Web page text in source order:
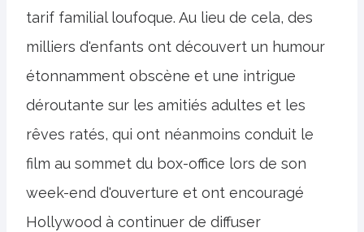
tarif familial loufoque. Au lieu de cela, des
milliers d'enfants ont découvert un humour
étonnamment obscène et une intrigue
déroutante sur les amitiés adultes et les
rêves ratés, qui ont néanmoins conduit le
film au sommet du box-office lors de son
week-end d'ouverture et ont encouragé
Hollywood à continuer de diffuser